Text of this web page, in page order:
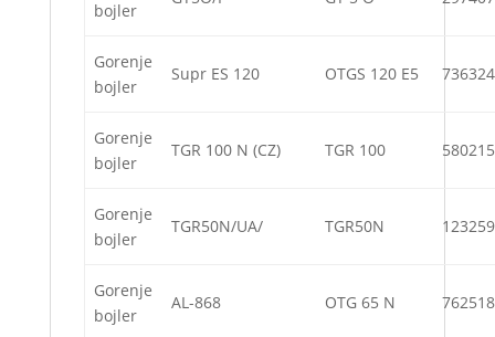
bojler
Gorenje
bojler
Supr ES 120 OTGS 120 E5 736324
Gorenje
bojler
TGR 100 N (CZ) TGR 100 580215
Gorenje
bojler
TGR50N/UA/ TGR50N 123259
Gorenje
bojler
AL-868 OTG 65 N 762518